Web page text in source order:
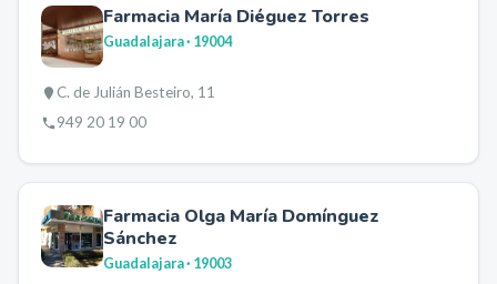
Farmacia María Diéguez Torres
Guadalajara· 19004
C. de Julián Besteiro, 11
949 20 19 00
Farmacia Olga María Domínguez
Sánchez
Guadalajara· 19003